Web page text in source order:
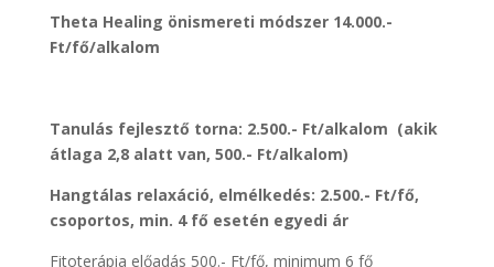
Theta Healing önismereti módszer 14.000.-
Ft/fő/alkalom
Tanulás fejlesztő torna: 2.500.- Ft/alkalom (akik
átlaga 2,8 alatt van, 500.- Ft/alkalom)
Hangtálas relaxáció, elmélkedés: 2.500.- Ft/fő,
csoportos, min. 4 fő esetén egyedi ár
Fitoterápia előadás 500.- Ft/fő, minimum 6 fő